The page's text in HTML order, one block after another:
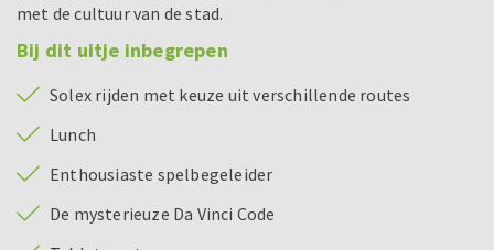
met de cultuur van de stad.
Bij dit uitje inbegrepen
Solex rijden met keuze uit verschillende routes
Lunch
Enthousiaste spelbegeleider
De mysterieuze Da Vinci Code